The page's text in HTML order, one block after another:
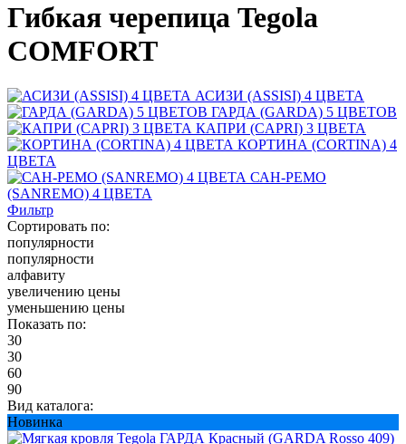
Гибкая черепица Tegola
COMFORT
АСИЗИ (ASSISI) 4 ЦВЕТА
ГАРДА (GARDA) 5 ЦВЕТОВ
КАПРИ (CAPRI) 3 ЦВЕТА
КОРТИНА (CORTINA) 4
ЦВЕТА
САН-РЕМО
(SANREMO) 4 ЦВЕТА
Фильтр
Сортировать по:
популярности
популярности
алфавиту
увеличению цены
уменьшению цены
Показать по:
30
30
60
90
Вид каталога:
Новинка